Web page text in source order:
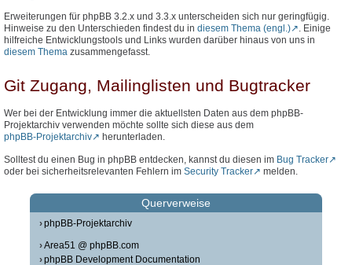
Erweiterungen für phpBB 3.2.x und 3.3.x unterscheiden sich nur geringfügig.
Hinweise zu den Unterschieden findest du in diesem Thema (engl.)
. Einige
hilfreiche Entwicklungstools und Links wurden darüber hinaus von uns in
diesem Thema zusammengefasst.
Git Zugang, Mailinglisten und Bugtracker
Wer bei der Entwicklung immer die aktuellsten Daten aus dem phpBB-
Projektarchiv verwenden möchte sollte sich diese aus dem
phpBB-Projektarchiv
herunterladen.
Solltest du einen Bug in phpBB entdecken, kannst du diesen im Bug Tracker
oder bei sicherheitsrelevanten Fehlern im Security Tracker melden.
Querverweise
phpBB-Projektarchiv
Area51 @ phpBB.com
phpBB Development Documentation